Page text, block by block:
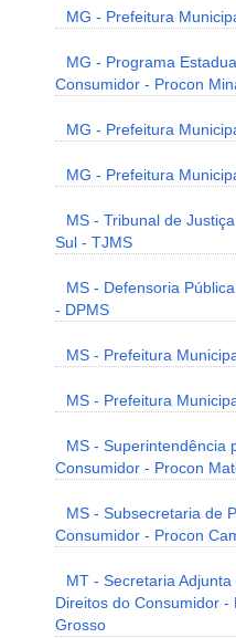
MG - Prefeitura
MG - Programa
Consumidor - Procon
MG - Prefeitura
MG - Prefeitura
MS - Tribunal de
Sul - TJMS
MS - Defensoria
- DPMS
MS - Prefeitura
MS - Prefeitura
MS - Superintendência
Consumidor - Procon
MS - Subsecretaria de
Consumidor - Procon
MT - Secretaria
Direitos do Consumidor
Grosso